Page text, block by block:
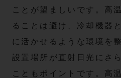
ことが望ましいです。高
ることは避け、冷却機器
に活かせるような環境を
設置場所が直射日光にさ
こともポイントです。高